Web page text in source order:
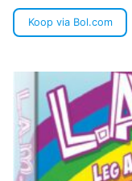
Koop via Bol.com